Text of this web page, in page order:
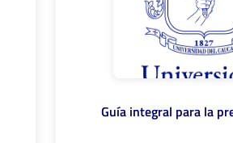
Guía integral para la